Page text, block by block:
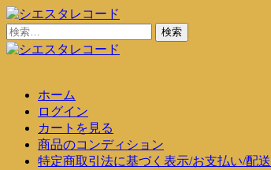
コ
ン
テ
シエスタレコード
中古レコード通販
検
索:
ホーム
ログイン
カートを見る
商品のコンディション
特定商取引法に基づく表示/お支払い/配送